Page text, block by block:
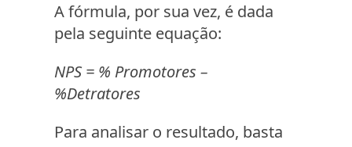
A fórmula, por sua vez, é dada
pela seguinte equação:
NPS = % Promotores –
%Detratores
Para analisar o resultado, basta